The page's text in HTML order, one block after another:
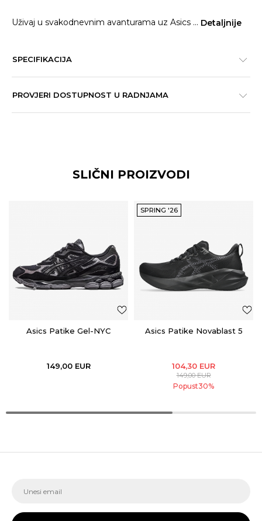
Uživaj u svakodnevnim avanturama uz Asics ... Detaljnije
SPECIFIKACIJA
PROVJERI DOSTUPNOST U RADNJAMA
SLIČNI PROIZVODI
Asics Patike Gel-NYC
149,00 EUR
SPRING '26
Asics Patike Novablast 5
104,30 EUR
149,00EUR
Popust30%